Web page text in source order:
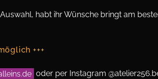
habt ihr Wünsche bringt am
+++
oder per Instagram